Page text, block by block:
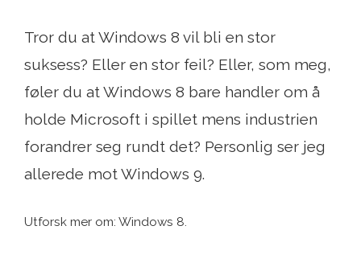
Tror du at Windows 8 vil bli en stor
suksess? Eller en stor feil? Eller, som meg,
føler du at Windows 8 bare handler om å
holde Microsoft i spillet mens industrien
forandrer seg rundt det? Personlig ser jeg
allerede mot Windows 9.
Utforsk mer om: Windows 8.